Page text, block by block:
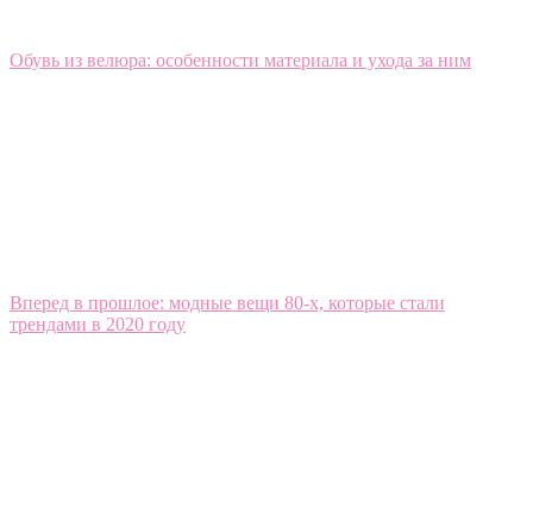
Обувь из велюра: особенности материала и ухода за ним
Вперед в прошлое: модные вещи 80-х, которые стали
трендами в 2020 году